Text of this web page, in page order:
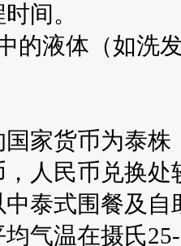
为主，若看到
时间。
的液体（如洗
家货币为泰
人民币兑换处
泰式围餐及